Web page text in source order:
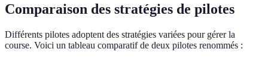
Comparaison des stratégies de pilotes
Différents pilotes adoptent des stratégies variées pour gérer la
course. Voici un tableau comparatif de deux pilotes renommés :